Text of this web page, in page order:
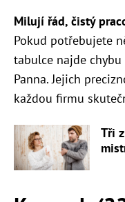
Milují řád, čistý
Pokud potřebujete
tabulce najde
Panna. Jejich
každou firmu
Tři